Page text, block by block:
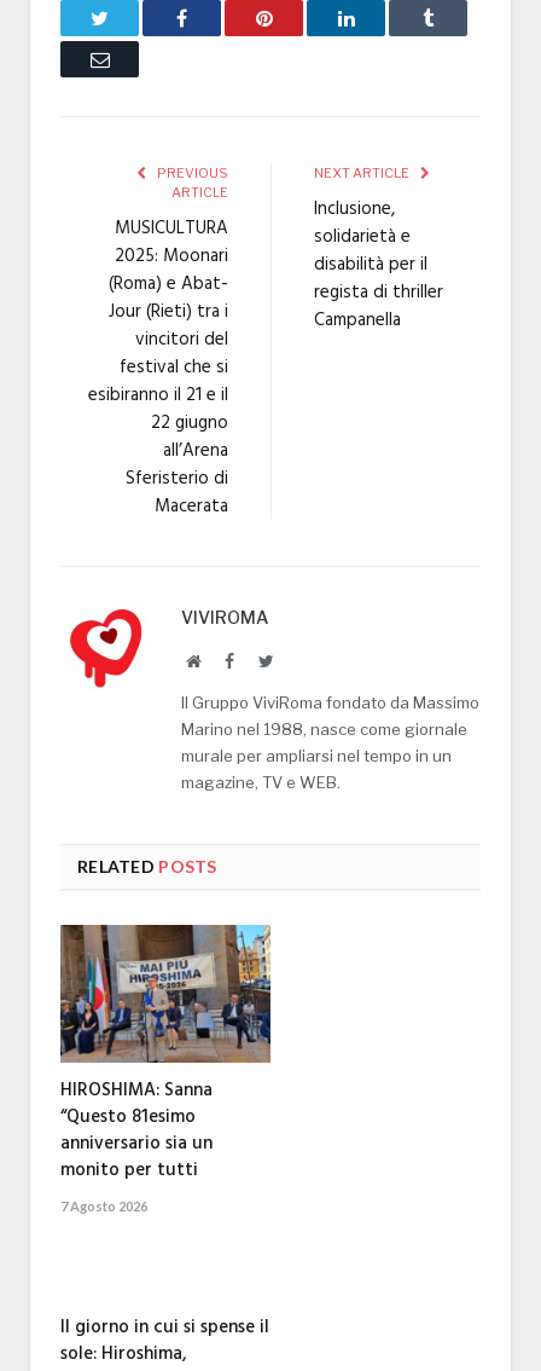
Facebook Pinterest LinkedIn Tumblr
Email
PREVIOUS
ARTICLE
MUSICULTURA
2025: Moonari
(Roma) e Abat-
Jour (Rieti) tra i
vincitori del
festival che si
esibiranno il 21 e il
22 giugno
all’Arena
Sferisterio di
Macerata
NEXT ARTICLE
Inclusione,
solidarietà e
disabilità per il
regista di thriller
Campanella
VIVIROMA
WebsiteFacebookTwitter
Il Gruppo ViviRoma fondato da Massimo
Marino nel 1988, nasce come giornale
murale per ampliarsi nel tempo in un
magazine, TV e WEB.
RELATED POSTS
HIROSHIMA: Sanna
“Questo 81esimo
anniversario sia un
monito per tutti
7 Agosto 2026
Il giorno in cui si spense il
sole: Hiroshima,